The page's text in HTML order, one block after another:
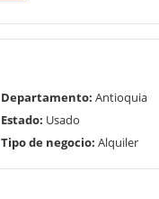
Departamento: Antioquia
Estado: Usado
Tipo de negocio: Alquiler